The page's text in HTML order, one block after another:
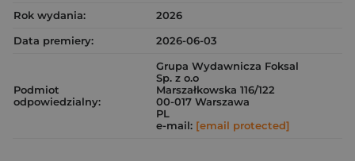
Rok wydania:
2026
Data premiery:
2026-06-03
Podmiot
odpowiedzialny:
Grupa Wydawnicza Foksal
Sp. z o.o
Marszałkowska 116/122
00-017 Warszawa
PL
e-mail: [email protected]